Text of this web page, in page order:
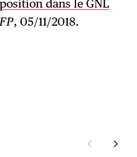
dans le GNL
, 05/11/2018.